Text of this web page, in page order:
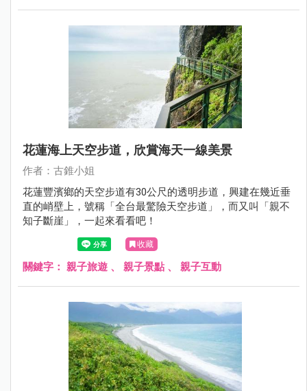
花蓮海上天空步道，欣賞海天一線美景
作者：古錐小姐
花蓮豐濱鄉的天空步道有30公尺的透明步道，興建在幾近垂
直的峭壁上，號稱「全台最驚險天空步道」，而又叫「親不
知子斷崖」，一起來看看吧！
收藏
關鍵字： 親子旅遊 、 親子景點 、 親子互動